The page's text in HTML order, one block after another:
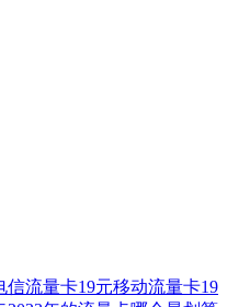
信流量卡19元移动流量卡19